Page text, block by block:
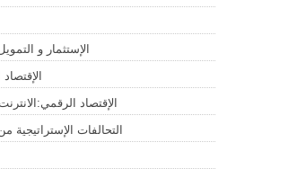
الإستثمار و
الإقتصاد
التحالفات